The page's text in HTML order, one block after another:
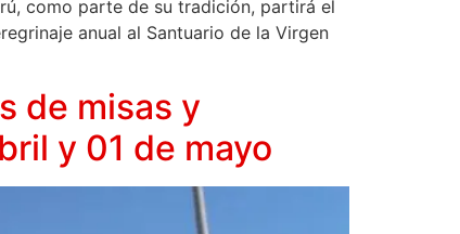
como parte de su tradición, partirá el
anual al Santuario de la Virgen
de misas y
y 01 de mayo